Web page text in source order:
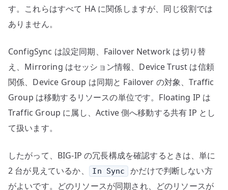
す。これらはすべて HA に関係しますが、同じ役割では
ありません。
ConfigSync は設定同期、Failover Network は切り替
え、Mirroring はセッション情報、Device Trust は信頼
関係、Device Group は同期と Failover の対象、Traffic
Group は移動するリソースの単位です。Floating IP は
Traffic Group に属し、Active 側へ移動する共有 IP とし
て扱います。
したがって、BIG-IP の冗長構成を確認するときは、単に
2 台が見えているか、
In Sync
かだけで判断しない方
がよいです。どのリソースが同期され、どのリソースが